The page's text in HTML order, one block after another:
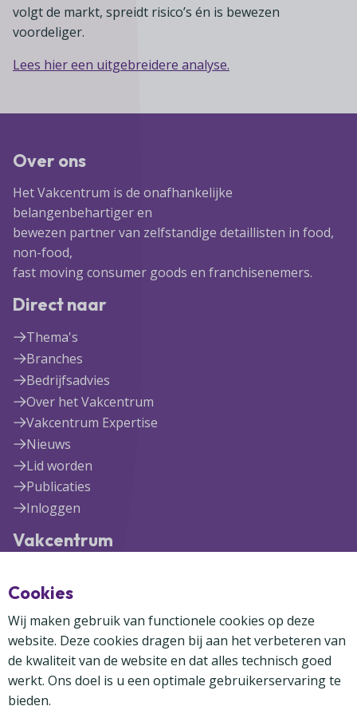
volgt de markt, spreidt risico’s én is bewezen
voordeliger.
Lees hier een uitgebreidere analyse.
Over ons
Het Vakcentrum is de onafhankelijke
belangenbehartiger en
bewezen partner van zelfstandige detaillisten in food,
non-food,
fast moving consumer goods en franchisenemers.
Direct naar
Thema's
Branches
Bedrijfsadvies
Over het Vakcentrum
Vakcentrum Expertise
Nieuws
Lid worden
Publicaties
Inloggen
Vakcentrum
3447 GR Woerden
(0348) 41 97 71
info@vakcentrum.nl
Cookies
Wij maken gebruik van functionele cookies op deze
website. Deze cookies dragen bij aan het verbeteren van
de kwaliteit van de website en dat alles technisch goed
werkt. Ons doel is u een optimale gebruikerservaring te
bieden.